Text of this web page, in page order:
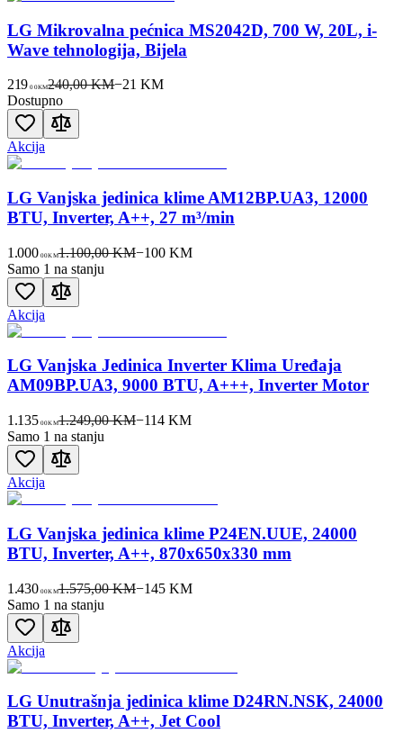
LG Mikrovalna pećnica MS2042D, 700 W, 20L, i-
Wave tehnologija, Bijela
219 00KM240,00 KM−21 KM
Dostupno
Akcija
LG Vanjska jedinica klime AM12BP.UA3, 12000
BTU, Inverter, A++, 27 m³/min
1.000 00KM1.100,00 KM−100KM
Samo 1 na stanju
Akcija
LG Vanjska Jedinica Inverter Klima Uređaja
AM09BP.UA3, 9000 BTU, A+++, Inverter Motor
1.135 00KM1.249,00 KM−114KM
Samo 1 na stanju
Akcija
LG Vanjska jedinica klime P24EN.UUE, 24000
BTU, Inverter, A++, 870x650x330 mm
1.430 00KM1.575,00 KM−145KM
Samo 1 na stanju
Akcija
LG Unutrašnja jedinica klime D24RN.NSK, 24000
BTU, Inverter, A++, Jet Cool